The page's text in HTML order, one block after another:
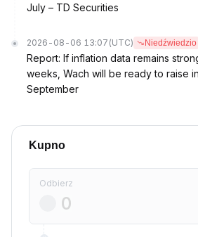
July – TD Securities
2026-08-06 13:07 (UTC) Niedźwiedzio
Report: If inflation data remains
weeks, Wach will be ready to raise
September
Kupno
Odbierz